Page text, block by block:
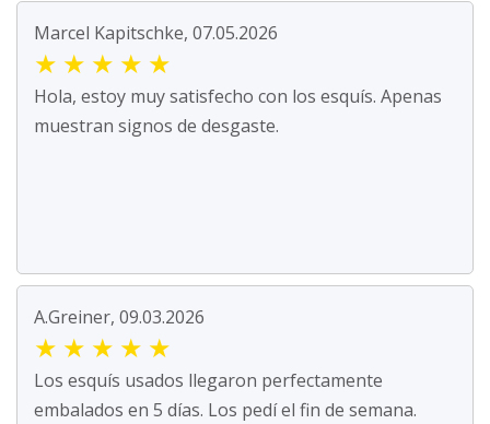
Marcel Kapitschke, 07.05.2026
★ ★ ★ ★ ★
Hola, estoy muy satisfecho con los esquís. Apenas
muestran signos de desgaste.
A.Greiner, 09.03.2026
★ ★ ★ ★ ★
Los esquís usados llegaron perfectamente
embalados en 5 días. Los pedí el fin de semana.